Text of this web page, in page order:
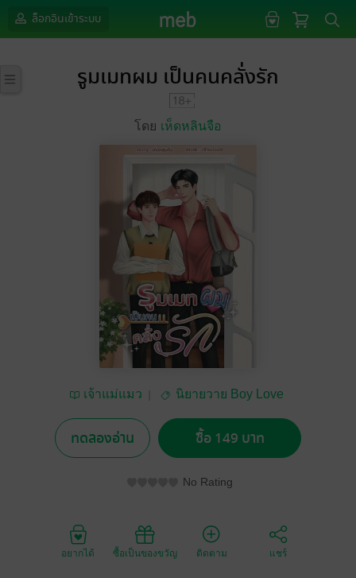
ล็อกอินเข้าระบบ
รูมเมทผม เป็นคนคลั่งรัก
โดย เห็ดหลินจือ
เจ้าแม่แมว
นิยายวาย Boy Love
ทดลองอ่าน ซื้อ 149 บาท
No Rating
อยากได้ ซื้อเป็นของขวัญ ติดตาม แชร์